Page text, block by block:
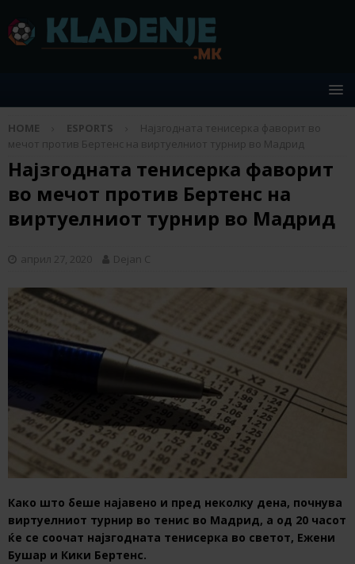
HOME ESPORTS
Најзгодната тенисерка фаворит во
мечот против Бертенс на виртуелниот турнир во Мадрид
Најзгодната тенисерка фаворит
во мечот против Бертенс на
виртуелниот турнир во Мадрид
април 27, 2020 Dejan C
Како што беше најавено и пред неколку дена, почнува
виртуелниот турнир во тенис во Мадрид, а од 20 часот
ќе се соочат најзгодната тенисерка во светот, Ежени
Бушар и Кики Бертенс.